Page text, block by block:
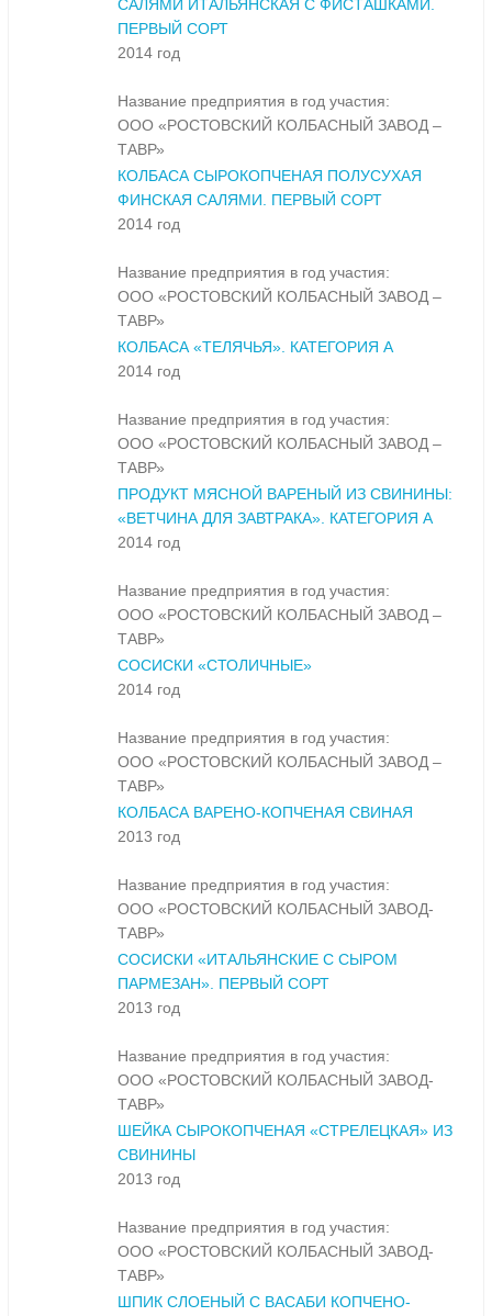
САЛЯМИ ИТАЛЬЯНСКАЯ С ФИСТАШКАМИ.
ПЕРВЫЙ СОРТ
2014 год
Название предприятия в год участия:
ООО «РОСТОВСКИЙ КОЛБАСНЫЙ ЗАВОД –
ТАВР»
КОЛБАСА СЫРОКОПЧЕНАЯ ПОЛУСУХАЯ
ФИНСКАЯ САЛЯМИ. ПЕРВЫЙ СОРТ
2014 год
Название предприятия в год участия:
ООО «РОСТОВСКИЙ КОЛБАСНЫЙ ЗАВОД –
ТАВР»
КОЛБАСА «ТЕЛЯЧЬЯ». КАТЕГОРИЯ А
2014 год
Название предприятия в год участия:
ООО «РОСТОВСКИЙ КОЛБАСНЫЙ ЗАВОД –
ТАВР»
ПРОДУКТ МЯСНОЙ ВАРЕНЫЙ ИЗ СВИНИНЫ:
«ВЕТЧИНА ДЛЯ ЗАВТРАКА». КАТЕГОРИЯ А
2014 год
Название предприятия в год участия:
ООО «РОСТОВСКИЙ КОЛБАСНЫЙ ЗАВОД –
ТАВР»
СОСИСКИ «СТОЛИЧНЫЕ»
2014 год
Название предприятия в год участия:
ООО «РОСТОВСКИЙ КОЛБАСНЫЙ ЗАВОД –
ТАВР»
КОЛБАСА ВАРЕНО-КОПЧЕНАЯ СВИНАЯ
2013 год
Название предприятия в год участия:
ООО «РОСТОВСКИЙ КОЛБАСНЫЙ ЗАВОД-
ТАВР»
СОСИСКИ «ИТАЛЬЯНСКИЕ С СЫРОМ
ПАРМЕЗАН». ПЕРВЫЙ СОРТ
2013 год
Название предприятия в год участия:
ООО «РОСТОВСКИЙ КОЛБАСНЫЙ ЗАВОД-
ТАВР»
ШЕЙКА СЫРОКОПЧЕНАЯ «СТРЕЛЕЦКАЯ» ИЗ
СВИНИНЫ
2013 год
Название предприятия в год участия:
ООО «РОСТОВСКИЙ КОЛБАСНЫЙ ЗАВОД-
ТАВР»
ШПИК СЛОЕНЫЙ С ВАСАБИ КОПЧЕНО-